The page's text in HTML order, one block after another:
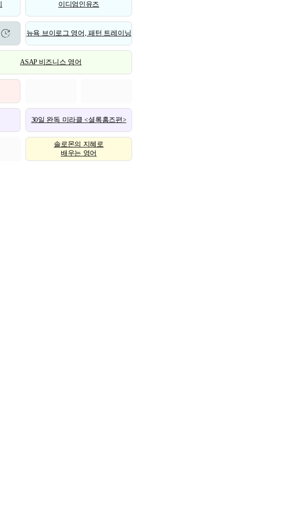
이디엄인유즈
뉴욕 브이로그 영어, 패턴 트레이닝
ASAP 비즈니스 영어
30일 완독 미라클 <셜록홈즈편>
솔로몬의 지혜로
배우는 영어